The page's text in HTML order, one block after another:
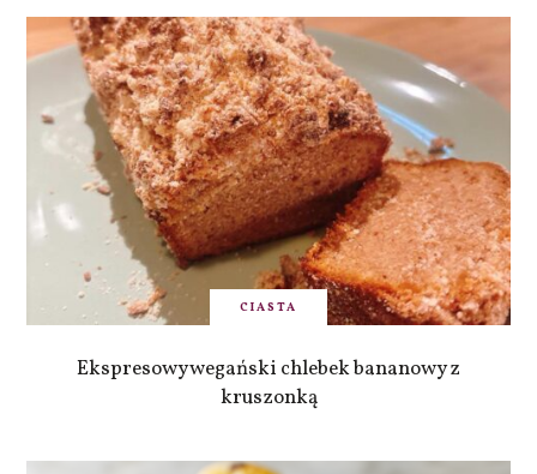
CIASTA
Ekspresowy wegański chlebek bananowy z
kruszonką